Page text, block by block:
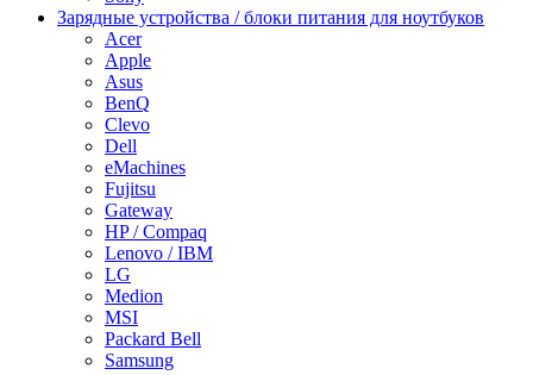
Зарядные устройства / блоки питания для ноутбуков
Acer
Apple
Asus
BenQ
Clevo
Dell
eMachines
Fujitsu
Gateway
HP / Compaq
Lenovo / IBM
LG
Medion
MSI
Packard Bell
Samsung